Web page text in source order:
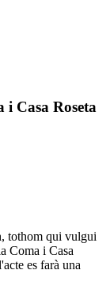
Casa Roseta
tothom qui vulgui
Coma i Casa
es farà una